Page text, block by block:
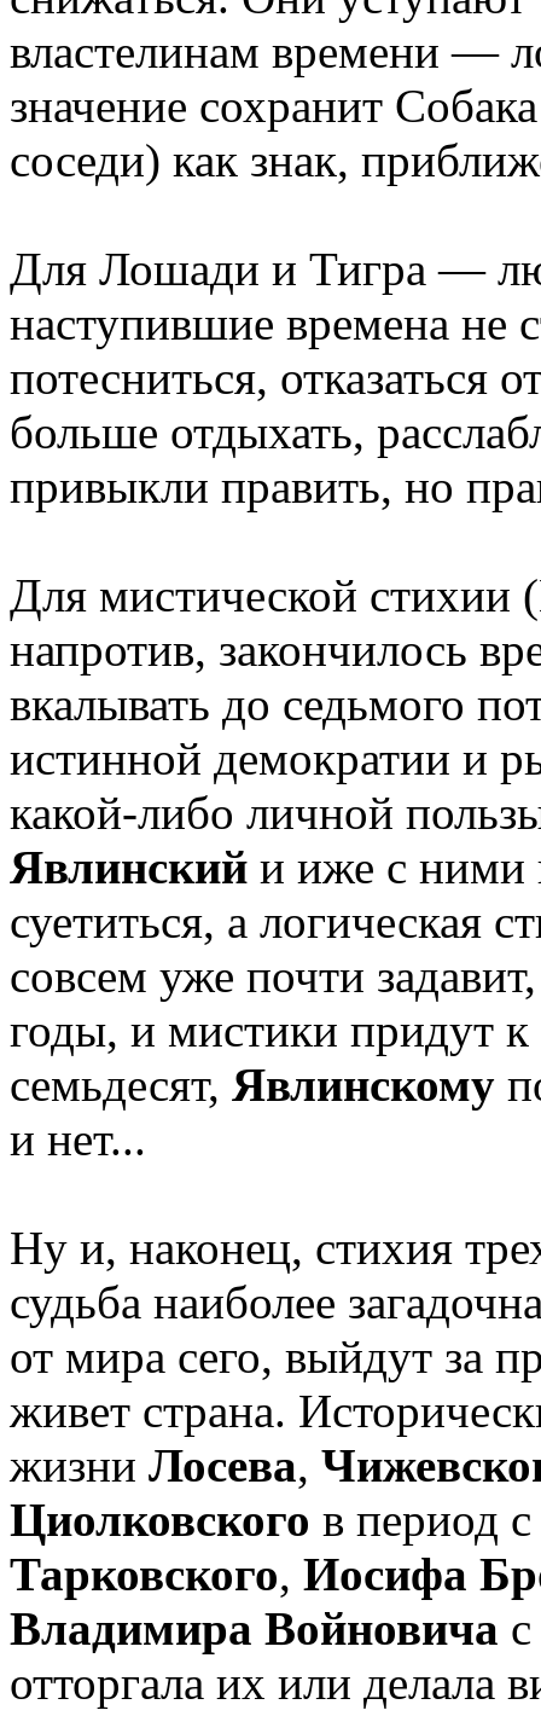
властелинам времени —
значение сохранит
соседи) как знак,
Для Лошади и Тигра —
наступившие времена не
потесниться, отказаться
больше отдыхать,
привыкли править, но
Для мистической стихии
напротив, закончилось
вкалывать до седьмого
истинной демократии и
какой-либо личной
Явлинский и иже с ними
суетиться, а логическая
совсем уже почти
годы, и мистики придут к
семьдесят, Явлинскому
и нет...
Ну и, наконец, стихия
судьба наиболее
от мира сего, выйдут за
живет страна.
жизни Лосева,
Циолковского в период
Тарковского, Иосифа
Владимира Войновича
отторгала их или делала